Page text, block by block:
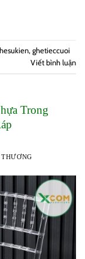
, ghetieccuoi
Viết bình luận
Trong